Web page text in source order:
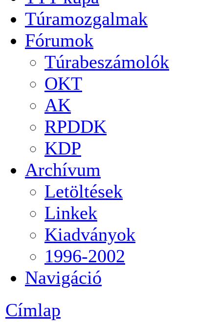
Túramozgalmak
Fórumok
Túrabeszámolók
OKT
AK
RPDDK
KDP
Archívum
Letöltések
Linkek
Kiadványok
1996-2002
Navigáció
Címlap